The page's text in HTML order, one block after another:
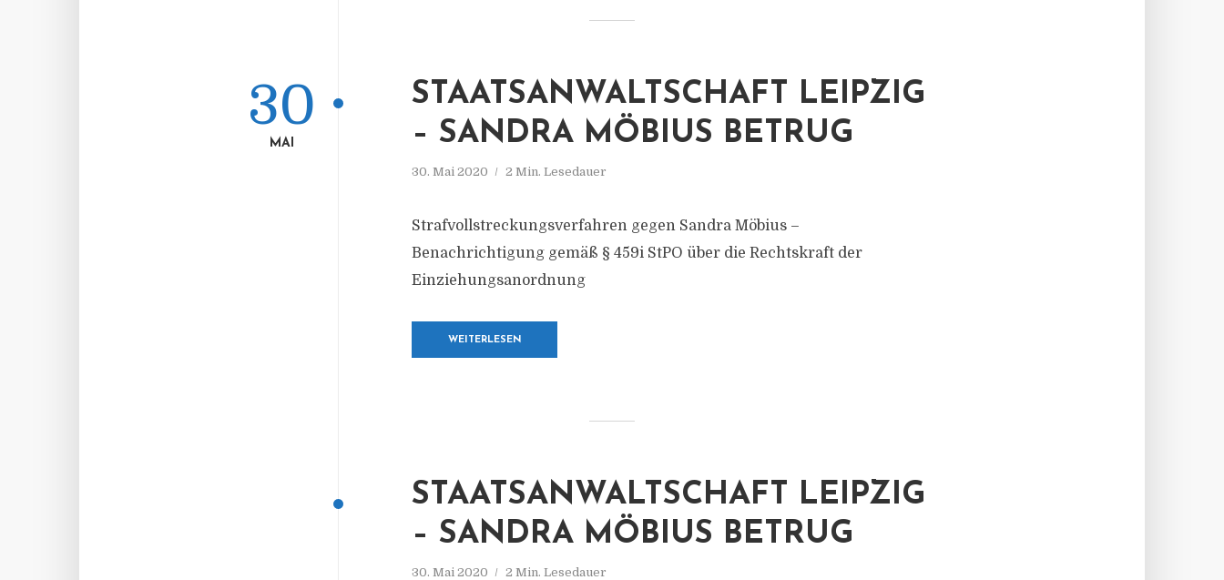
STAATSANWALTSCHAFT LEIPZIG
– SANDRA MÖBIUS BETRUG
30. Mai 2020 2 Min. Lesedauer
30
MAI
Strafvollstreckungsverfahren gegen Sandra Möbius –
Benachrichtigung gemäß § 459i StPO über die Rechtskraft der
Einziehungsanordnung
WEITERLESEN
STAATSANWALTSCHAFT LEIPZIG
– SANDRA MÖBIUS BETRUG
30. Mai 2020 2 Min. Lesedauer